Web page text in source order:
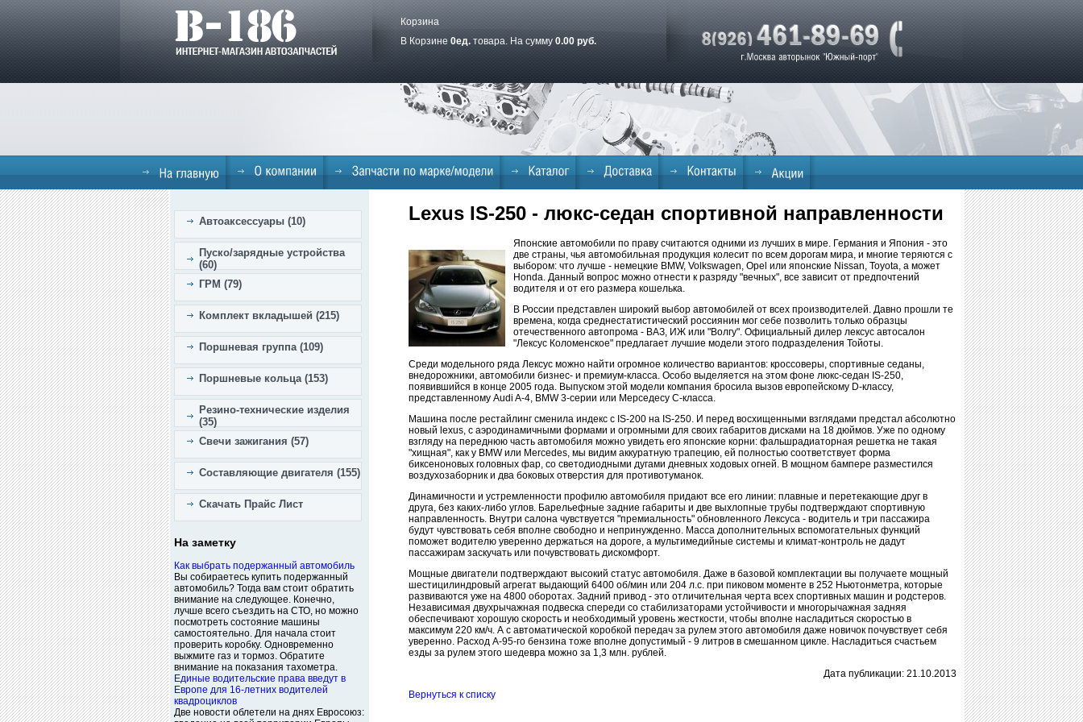
Корзина
В Корзине 0ед. товара. На сумму 0.00 руб.
Автоаксессуары (10)
Пуско/зарядные устройства
(60)
ГРМ (79)
Комплект вкладышей (215)
Поршневая группа (109)
Поршневые кольца (153)
Резино-технические изделия
(35)
Свечи зажигания (57)
Составляющие двигателя (155)
Скачать Прайс Лист
На заметку
Как выбрать подержанный автомобиль
Вы собираетесь купить подержанный
автомобиль? Тогда вам стоит обратить
внимание на следующее. Конечно,
лучше всего съездить на СТО, но можно
посмотреть состояние машины
самостоятельно. Для начала стоит
проверить коробку. Одновременно
выжмите газ и тормоз. Обратите
внимание на показания тахометра.
Единые водительские права введут в
Европе для 16-летних водителей
квадроциклов
Две новости облетели на днях Евросоюз:
Lexus IS-250 - люкс-седан спортивной направленности
Японские автомобили по праву считаются одними из лучших в мире. Германия и Япония - это
две страны, чья автомобильная продукция колесит по всем дорогам мира, и многие теряются с
выбором: что лучше - немецкие BMW, Volkswagen, Opel или японские Nissan, Toyota, а может
Honda. Данный вопрос можно отнести к разряду "вечных", все зависит от предпочтений
водителя и от его размера кошелька.
В России представлен широкий выбор автомобилей от всех производителей. Давно прошли те
времена, когда среднестатистический россиянин мог себе позволить только образцы
отечественного автопрома - ВАЗ, ИЖ или "Волгу". Официальный дилер лексус автосалон
"Лексус Коломенское" предлагает лучшие модели этого подразделения Тойоты.
Среди модельного ряда Лексус можно найти огромное количество вариантов: кроссоверы, спортивные седаны,
внедорожники, автомобили бизнес- и премиум-класса. Особо выделяется на этом фоне люкс-седан IS-250,
появившийся в конце 2005 года. Выпуском этой модели компания бросила вызов европейскому D-классу,
представленному Audi A-4, BMW 3-серии или Мерседесу С-класса.
Машина после рестайлинг сменила индекс с IS-200 на IS-250. И перед восхищенными взглядами предстал абсолютно
новый lexus, с аэродинамичными формами и огромными для своих габаритов дисками на 18 дюймов. Уже по одному
взгляду на переднюю часть автомобиля можно увидеть его японские корни: фальшрадиаторная решетка не такая
"хищная", как у BMW или Mercedes, мы видим аккуратную трапецию, ей полностью соответствует форма
биксеноновых головных фар, со светодиодными дугами дневных ходовых огней. В мощном бампере разместился
воздухозаборник и два боковых отверстия для противотуманок.
Динамичности и устремленности профилю автомобиля придают все его линии: плавные и перетекающие друг в
друга, без каких-либо углов. Барельефные задние габариты и две выхлопные трубы подтверждают спортивную
направленность. Внутри салона чувствуется "премиальность" обновленного Лексуса - водитель и три пассажира
будут чувствовать себя вполне свободно и непринужденно. Масса дополнительных вспомогательных функций
поможет водителю уверенно держаться на дороге, а мультимедийные системы и климат-контроль не дадут
пассажирам заскучать или почувствовать дискомфорт.
Мощные двигатели подтверждают высокий статус автомобиля. Даже в базовой комплектации вы получаете мощный
шестицилиндровый агрегат выдающий 6400 об/мин или 204 л.с. при пиковом моменте в 252 Ньютонметра, которые
развиваются уже на 4800 оборотах. Задний привод - это отличительная черта всех спортивных машин и родстеров.
Независимая двухрычажная подвеска спереди со стабилизаторами устойчивости и многорычажная задняя
обеспечивают хорошую скорость и необходимый уровень жесткости, чтобы вполне насладиться скоростью в
максимум 220 км/ч. А с автоматической коробкой передач за рулем этого автомобиля даже новичок почувствует себя
уверенно. Расход А-95-го бензина тоже вполне допустимый - 9 литров в смешанном цикле. Насладиться счастьем
езды за рулем этого шедевра можно за 1,3 млн. рублей.
Дата публикации: 21.10.2013
Вернуться к списку